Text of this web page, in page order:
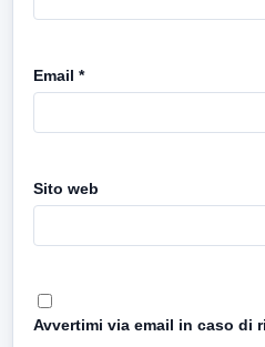
Email *
Sito web
Avvertimi via email in caso di